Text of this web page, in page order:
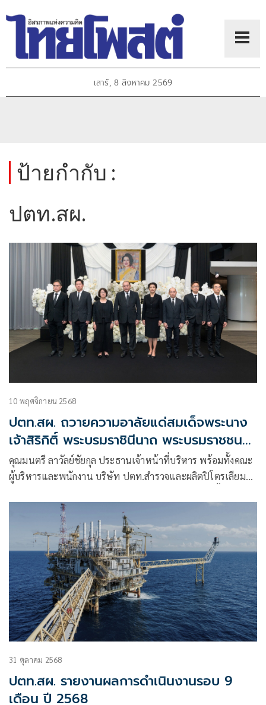
เสาร์, 8 สิงหาคม 2569
ป้ายกำกับ :
ปตท.สผ.
10 พฤศจิกายน 2568
ปตท.สผ. ถวายความอาลัยแด่สมเด็จพระนาง
เจ้าสิริกิติ์ พระบรมราชินีนาถ พระบรมราชชนนี
พันปีหลวง
คุณมนตรี ลาวัลย์ชัยกุล ประธานเจ้าหน้าที่บริหาร พร้อมทั้งคณะ
ผู้บริหารและพนักงาน บริษัท ปตท.สำรวจและผลิตปิโตรเลียม
ปฏิบัติการทั้งในและต่างประเทศ ร่วมกันถวายความอาลัยแด่
สมเด็จพระนางเจ้าสิริกิติ์ พระบรมราชินีนาถ พระบรมราชชนนี
พันปีหลวง
31 ตุลาคม 2568
ปตท.สผ. รายงานผลการดำเนินงานรอบ 9
เดือน ปี 2568